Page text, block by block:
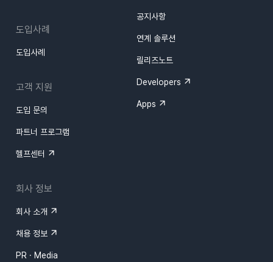
도입사례
도입사례
고객 지원
도입 문의
파트너 프로그램
헬프센터
회사 정보
회사 소개
채용 정보
PR · Media
공지사항
연계 솔루션
릴리즈노트
Developers
Apps